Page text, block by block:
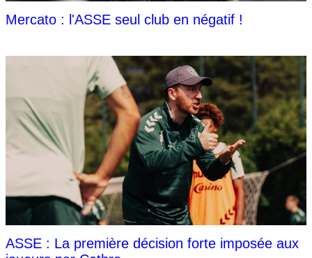
Mercato : l'ASSE seul club en négatif !
ASSE : La première décision forte imposée aux